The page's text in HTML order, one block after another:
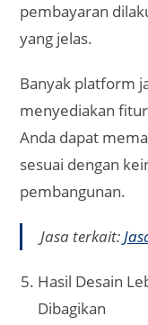
pembayaran
yang jelas.
Banyak platform
menyediakan
Anda dapat
sesuai dengan
pembangunan.
Jasa terkait:
Hasil Desain
Dibagikan